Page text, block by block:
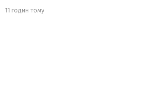
11 годин тому